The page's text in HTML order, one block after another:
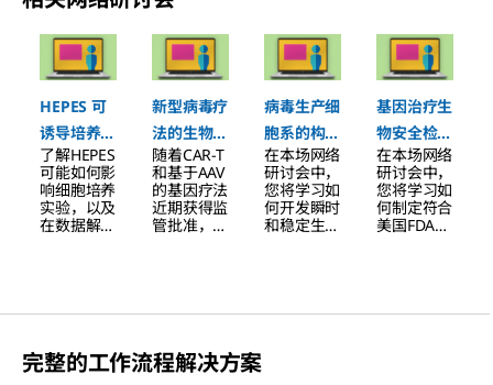
HEPES 可
诱导培养细
胞中溶酶体
和自噬的形
成
了解HEPES
可能如何影
响细胞培养
实验，以及
在数据解读
新型病毒疗
法的生物安
全性
随着CAR-T
和基于AAV
的基因疗法
近期获得监
管批准，新
注。
病毒生产细
胞系的构建
与检测：机
遇与挑战
在本场网络
研讨会中，
您将学习如
何开发瞬时
和稳定生产
基因治疗生
物安全检测
的最新进展
在本场网络
研讨会中，
您将学习如
何制定符合
美国FDA和
完整的工作流程解决方案